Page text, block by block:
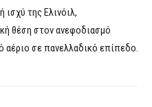
ισχύ της Ελινόιλ,
θέση στον ανεφοδιασμό
σε πανελλαδικό επίπεδο.